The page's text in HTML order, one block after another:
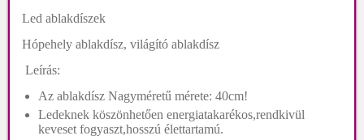
Led ablakdíszek
Hópehely ablakdísz, világító ablakdísz
Leírás:
Az ablakdísz Nagyméretű mérete: 40cm!
Ledeknek köszönhetően energiatakarékos,rendkivül
keveset fogyaszt,hosszú élettartamú.